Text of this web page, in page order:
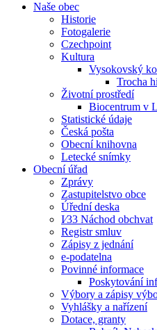
Naše obec
Historie
Fotogalerie
Czechpoint
Kultura
Vysokovský
Trocha
Životní prostředí
Biocentrum v
Statistické údaje
Česká pošta
Obecní knihovna
Letecké snímky
Obecní úřad
Zprávy
Zastupitelstvo obce
Úřední deska
I⁄33 Náchod obchvat
Registr smluv
Zápisy z jednání
e-podatelna
Povinné informace
Poskytování
Výbory a zápisy
Vyhlášky a nařízení
Dotace, granty